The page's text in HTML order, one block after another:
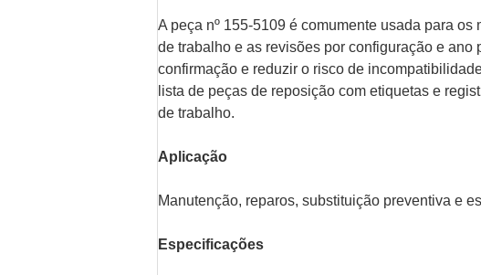
A peça nº 155-5109 é comumente usada para
de trabalho e as revisões por configuração e
confirmação e reduzir o risco de
lista de peças de reposição com etiquetas e
de trabalho.
Aplicação
Manutenção, reparos, substituição preventiva e
Especificações